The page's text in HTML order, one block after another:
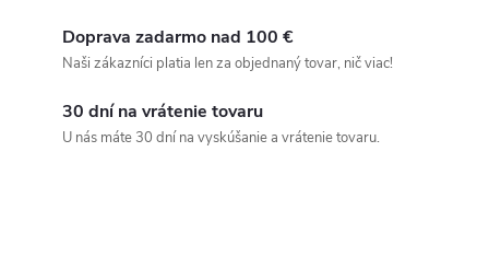
Doprava zadarmo nad 100 €
Naši zákazníci platia len za objednaný tovar, nič viac!
30 dní na vrátenie tovaru
U nás máte 30 dní na vyskúšanie a vrátenie tovaru.